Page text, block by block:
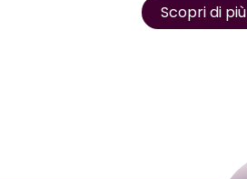
Scopri di più